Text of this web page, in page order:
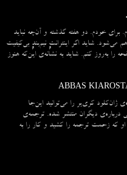
برای خودم. دو هفته گذشته و آن‌چه نباید
می‌شود. شاید اگر اینترانتِ نیم‌بندِ بی‌کیفیت
را به‌روز کنم. شاید به نشانه‌ی این‌که هنوز
ABBAS
ژان‌کلود کری‌یر را می‌توانید این‌جا
درباره‌ی دیگران منتشر شده. ترجمه‌ی
که زحمت ترجمه را کشید و کار را به